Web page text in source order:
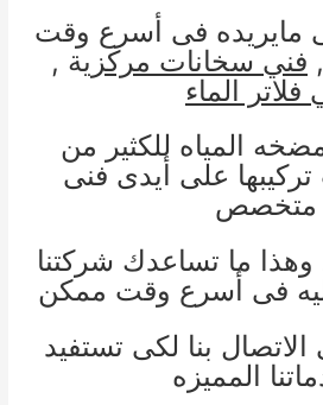
فى أسرع وقت
, فني سخانات مركز ية ,
فلاتر الماء
المياه للكثير من
على أيدى فنى
متخصص
ما تساعدك شركتنا
فى أسرع وقت ممكن
بنا لكى تستفيد
المميزه